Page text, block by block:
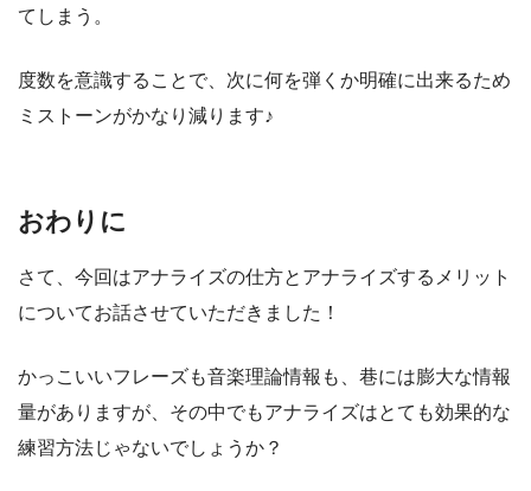
てしまう。
度数を意識することで、次に何を弾くか明確に出来るため
ミストーンがかなり減ります♪
おわりに
さて、今回はアナライズの仕方とアナライズするメリット
についてお話させていただきました！
かっこいいフレーズも音楽理論情報も、巷には膨大な情報
量がありますが、その中でもアナライズはとても効果的な
練習方法じゃないでしょうか？